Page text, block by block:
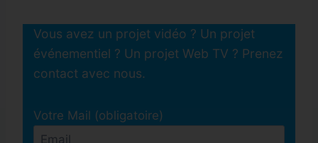
Vous avez un projet vidéo ? Un projet
événementiel ? Un projet Web TV ? Prenez
contact avec nous.
Votre Mail (obligatoire)